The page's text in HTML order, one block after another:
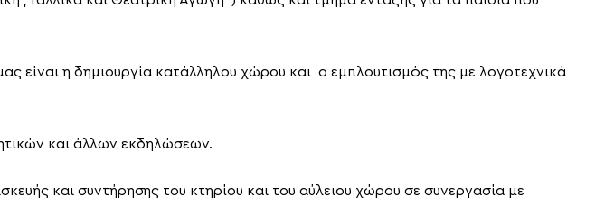
είναι η δημιουργία κατάλληλου χώρου και ο εμπλουτισμός της με λογοτεχνικά
και άλλων εκδηλώσεων.
και συντήρησης του κτηρίου και του αύλειου χώρου σε συνεργασία με